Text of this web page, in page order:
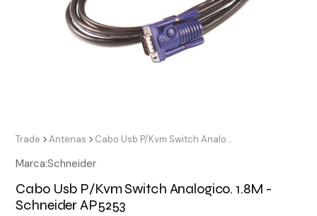
Trade Antenas Cabo Usb P/Kvm Switch Analogico. 1.8M - Schneider AP5253
Marca:Schneider
Cabo Usb P/Kvm Switch Analogico. 1.8M -
Schneider AP5253